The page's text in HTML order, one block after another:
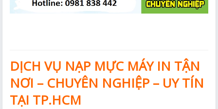
DỊCH VỤ NẠP MỰC MÁY IN TẬN
NƠI – CHUYÊN NGHIỆP – UY TÍN
TẠI TP.HCM